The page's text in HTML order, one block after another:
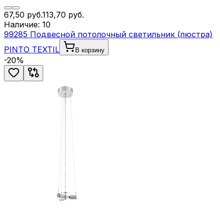
67,50 руб.113,70 руб.
Наличие: 10
99285 Подвесной потолочный светильник (люстра)
PINTO TEXTIL
В корзину
-20%